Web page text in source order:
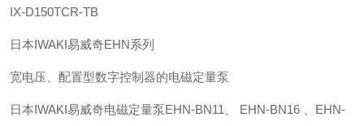
IX-D150TCR-TB
日本IWAKI易威奇EHN系列
宽电压、配置型数字控制器的电磁定量泵
日本IWAKI易威奇电磁定量泵EHN-BN11、 EHN-BN16 、EHN-